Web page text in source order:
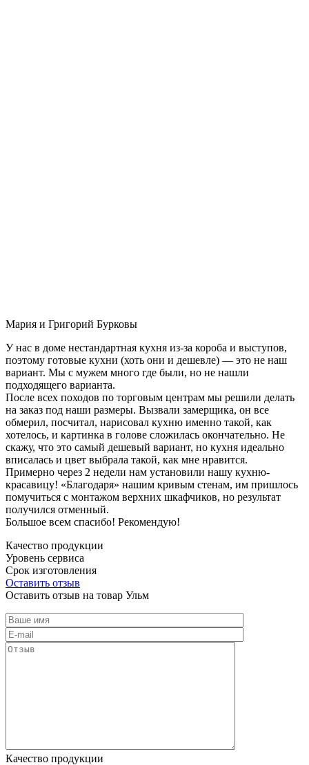
Мария и Григорий Бурковы
У нас в доме нестандартная кухня из-за короба и выступов,
поэтому готовые кухни (хоть они и дешевле) — это не наш
вариант. Мы с мужем много где были, но не нашли
подходящего варианта.
После всех походов по торговым центрам мы решили делать
на заказ под наши размеры. Вызвали замерщика, он все
обмерил, посчитал, нарисовал кухню именно такой, как
хотелось, и картинка в голове сложилась окончательно. Не
скажу, что это самый дешевый вариант, но кухня идеально
вписалась и цвет выбрала такой, как мне нравится.
Примерно через 2 недели нам установили нашу кухню-
красавицу! «Благодаря» нашим кривым стенам, им пришлось
помучиться с монтажом верхних шкафчиков, но результат
получился отменный.
Большое всем спасибо! Рекомендую!
Качество продукции
Уровень сервиса
Срок изготовления
Оставить отзыв
Оставить отзыв на товар Ульм
Качество продукции